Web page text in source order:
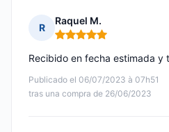
R
Raquel M.
Nota: 5 de 5
Publicado el 06/07/2023 à 07h51
tras una compra de 26/06/2023
Recibido en fecha estimada y